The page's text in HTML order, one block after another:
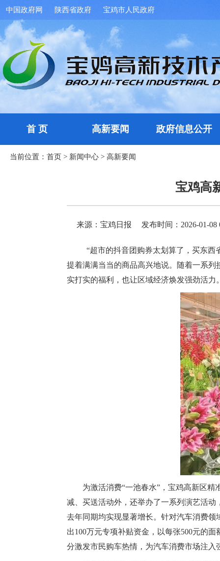
中国政府网 陕西省政府 宝鸡市人民政府
首 页 高新要闻 政府信息公开
当前位置： 首页 > 新闻中心 > 高新要闻
宝鸡高
来源：宝鸡日报 发布时间：2026-01-08
“超市的抖音团购券太划算了，买东
提着满满当当的商品高兴地说。随着一系
实打实的福利，也让区域经济焕发强劲活力
为激活消费“一池春水”，宝鸡高新区
减、买送活动外，还举办了一系列演艺活动
去年同期均实现显著增长。针对汽车消费领
出100万元专项补贴资金，以每张500元的
分激发市民购车热情，为汽车消费市场注入